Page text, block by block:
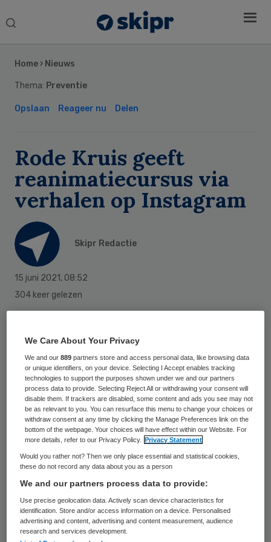
Search
Home › Nieuws
Thema: Preventie
Opslaan Reageer nu Delen
Rode Kruis geeft
reanimatiecursus via
verhalen op Instagram
Skipr Redactie
15 juni 2021, 08:52
304 keer gelezen
reanimatiecursus op Instagram, genaamd
‘Life Saving Stories’. Hiermee hoopt de
organisatie meer jongeren te bereiken,
want volgens haar kunnen vijf op de zes
jongeren niet reanimeren of een AED
gebruiken, een apparaat dat het hartritme
Via 35 verhalen opInstagrammoeten
jongeren de basis en het ritme van het
reanimeren onder de knie krijgen. Wekelijks
Sidebar
We Care About Your Privacy
We and our889 partners store and access personal data, like browsing data
or unique identifiers, on your device. Selecting I Accept enables tracking
technologies to support the purposes shown under we and our partners
process data to provide. Selecting Reject All or withdrawing your consent will
disable them. If trackers are disabled, some content and ads you see may not
be as relevant to you. You can resurface this menu to change your choices or
withdraw consent at any time by clicking the Manage Preferences link on the
bottom of the webpage. Your choices will have effect within our Website. For
more details, refer to our Privacy Policy.
Privacy Statement
Would you rather not? Then we only place essential and statistical cookies,
these do not record any data about you as a person
We and our partners process data to provide:
Use precise geolocation data. Actively scan device characteristics for
identification. Store and/or access information on a device. Personalised
advertising and content, advertising and content measurement, audience
research and services development.